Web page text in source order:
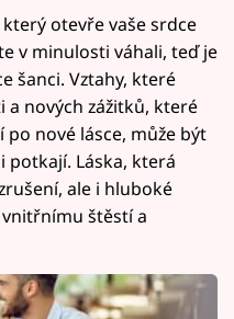
otevře vaše srdce
v minulosti váhali, teď je
šanci. Vztahy, které
nových zážitků, které
nové lásce, může být
potkají. Láska, která
ale i hluboké
štěstí a